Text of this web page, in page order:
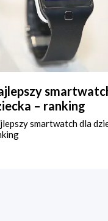
– ranking
smartwatch dla